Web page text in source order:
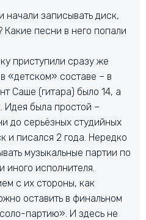
записывать диск,
Какие песни в него попали
приступили сразу же
«детском» составе – в
Саше (гитара) было 14, а
Идея была простой –
до серьёзных студийных
и писался 2 года. Нередко
музыкальные партии по
иного исполнителя.
с их стороны, как
оставить в финальном
партию». И здесь не